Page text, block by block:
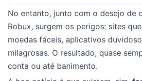
No entanto, junto com o desejo de
Robux, surgem os perigos: sites
moedas fáceis, aplicativos
milagrosas. O resultado, quase
conta ou até banimento.